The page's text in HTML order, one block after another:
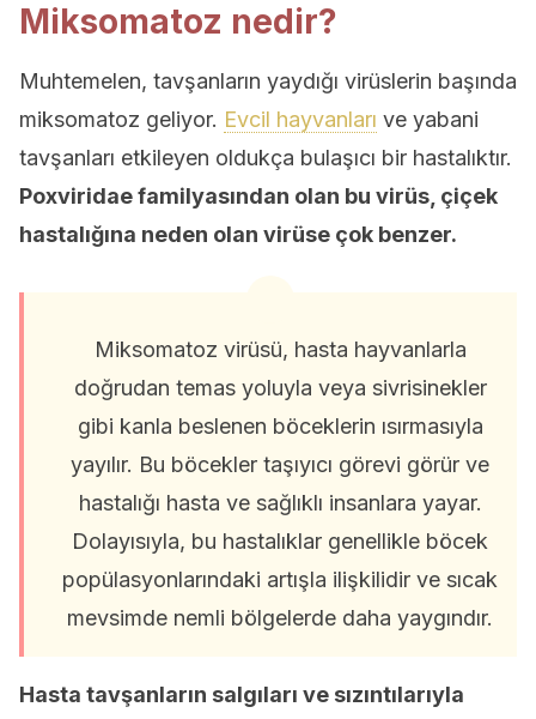
Miksomatoz nedir?
Muhtemelen, tavşanların yaydığı virüslerin başında
miksomatoz geliyor. Evcil hayvanları ve yabani
tavşanları etkileyen oldukça bulaşıcı bir hastalıktır.
Poxviridae familyasından olan bu virüs, çiçek
hastalığına neden olan virüse çok benzer.
Miksomatoz virüsü, hasta hayvanlarla
doğrudan temas yoluyla veya sivrisinekler
gibi kanla beslenen böceklerin ısırmasıyla
yayılır. Bu böcekler taşıyıcı görevi görür ve
hastalığı hasta ve sağlıklı insanlara yayar.
Dolayısıyla, bu hastalıklar genellikle böcek
popülasyonlarındaki artışla ilişkilidir ve sıcak
mevsimde nemli bölgelerde daha yaygındır.
Hasta tavşanların salgıları ve sızıntılarıyla